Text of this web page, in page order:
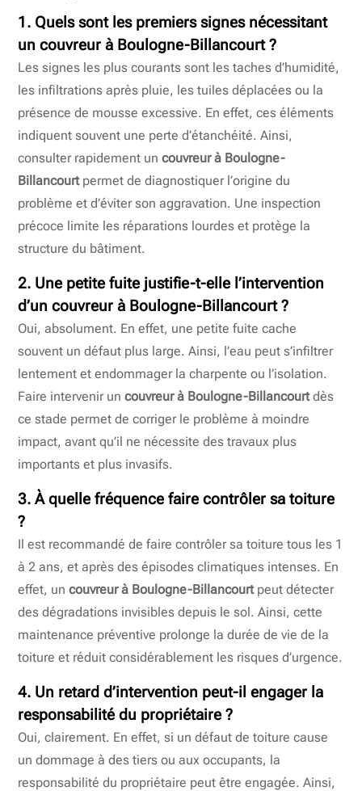
1. Quels sont les premiers signes nécessitant
uncouvreur à Boulogne-Billancourt?
Les signes les plus courants sont les taches d’humidité,
les infiltrations après pluie, les tuiles déplacées ou la
présence de mousse excessive. En effet, ces éléments
indiquent souvent une perte d’étanchéité. Ainsi,
consulter rapidement uncouvreur à Boulogne-
Billancourtpermet de diagnostiquer l’origine du
problème et d’éviter son aggravation. Une inspection
précoce limite les réparations lourdes et protège la
structure du bâtiment.
2. Une petite fuite justifie-t-elle l’intervention
d’uncouvreur à Boulogne-Billancourt?
Oui, absolument. En effet, une petite fuite cache
souvent un défaut plus large. Ainsi, l’eau peut s’infiltrer
lentement et endommager la charpente ou l’isolation.
Faire intervenir uncouvreur à Boulogne-Billancourtdès
ce stade permet de corriger le problème à moindre
impact, avant qu’il ne nécessite des travaux plus
importants et plus invasifs.
3. À quelle fréquence faire contrôler sa toiture
?
Il est recommandé de faire contrôler sa toiture tous les 1
à 2 ans, et après des épisodes climatiques intenses. En
effet, uncouvreur à Boulogne-Billancourtpeut détecter
des dégradations invisibles depuis le sol. Ainsi, cette
maintenance préventive prolonge la durée de vie de la
toiture et réduit considérablement les risques d’urgence.
4. Un retard d’intervention peut-il engager la
responsabilité du propriétaire ?
Oui, clairement. En effet, si un défaut de toiture cause
un dommage à des tiers ou aux occupants, la
responsabilité du propriétaire peut être engagée. Ainsi,